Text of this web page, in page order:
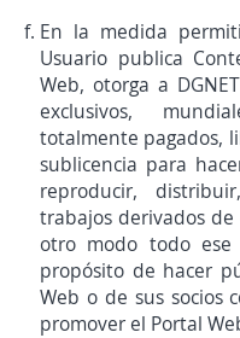
En la medida
Usuario publica
Web, otorga a
exclusivos,
totalmente pagados,
sublicencia para
reproducir,
trabajos derivados
otro modo todo
propósito de hacer
Web o de sus socios
promover el Portal